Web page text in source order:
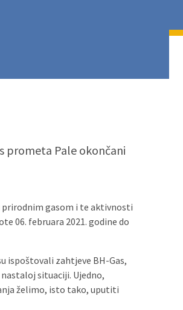
prometa Pale okončani
prirodnim gasom i te aktivnosti
06. februara 2021. godine do
ispoštovali zahtjeve BH-Gas,
situaciji. Ujedno,
želimo, isto tako, uputiti